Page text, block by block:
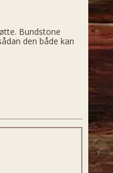
Bundstone
den både kan